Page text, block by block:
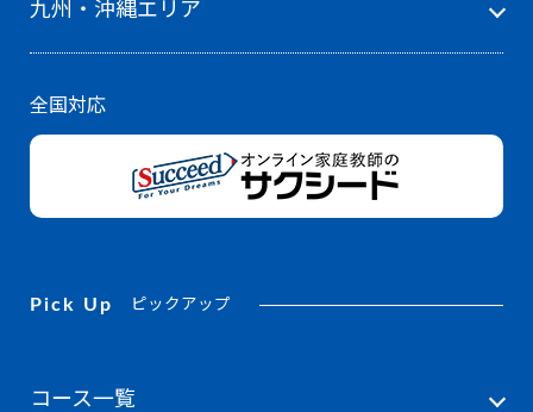
九州・沖縄エリア
全国対応
Pick Up ピックアップ
コース一覧